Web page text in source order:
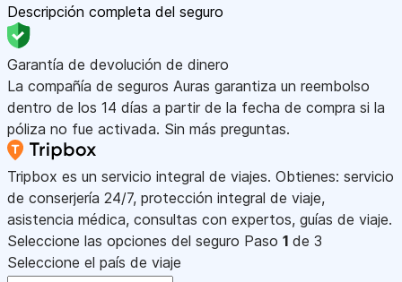
Descripción completa del seguro
Garantía de devolución de dinero
La compañía de seguros Auras garantiza un reembolso
dentro de los 14 días a partir de la fecha de compra si la
póliza no fue activada. Sin más preguntas.
Tripbox es un servicio integral de viajes. Obtienes: servicio
de conserjería 24/7, protección integral de viaje,
asistencia médica, consultas con expertos, guías de viaje.
Seleccione las opciones del seguro Paso 1 de 3
Seleccione el país de viaje